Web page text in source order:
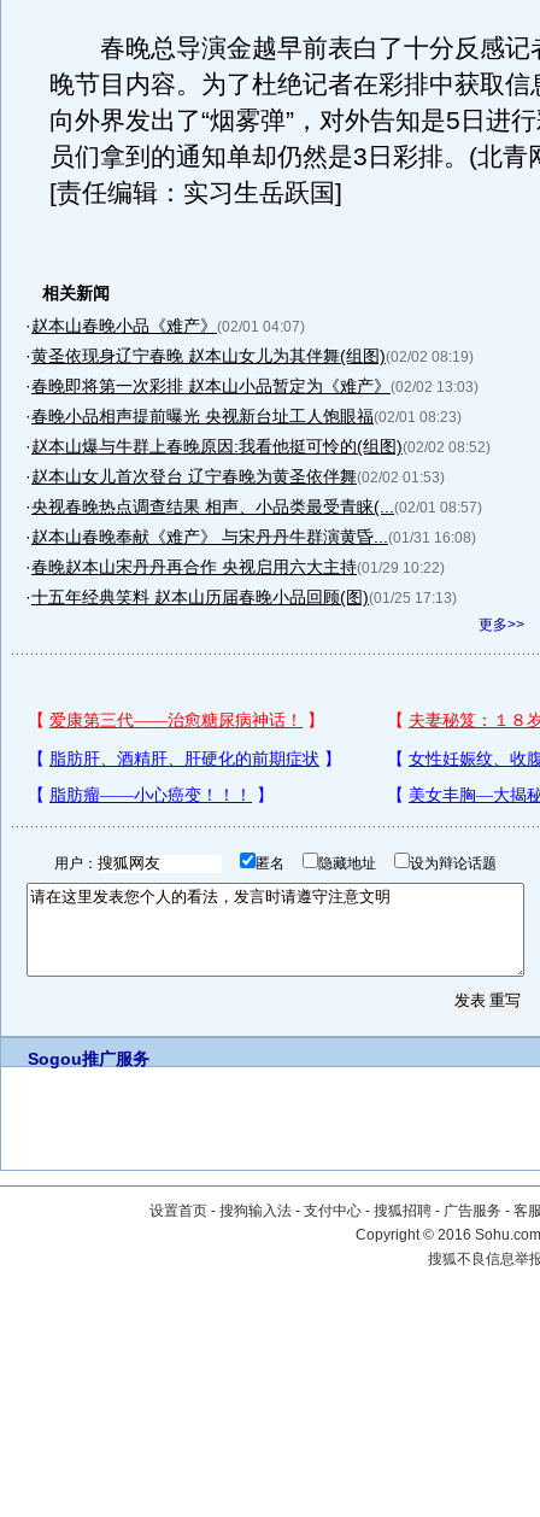
春晚总导演金越早前表白了十分反感记
晚节目内容。为了杜绝记者在彩排中获取信
向外界发出了“烟雾弹”，对外告知是5日进
员们拿到的通知单却仍然是3日彩排。(北青
[责任编辑：实习生岳跃国]
相关新闻
·赵本山春晚小品《难产》 (02/01 04:07)
·黄圣依现身辽宁春晚 赵本山女儿为其伴舞(组图)(02/02 08:19)
·春晚即将第一次彩排 赵本山小品暂定为《难产》 (02/02 13:03)
·春晚小品相声提前曝光 央视新台址工人饱眼福(02/01 08:23)
·赵本山爆与牛群上春晚原因:我看他挺可怜的(组图)(02/02 08:52)
·赵本山女儿首次登台 辽宁春晚为黄圣依伴舞(02/02 01:53)
·央视春晚热点调查结果 相声、小品类最受青睐(... (02/01 08:57)
·赵本山春晚奉献《难产》 与宋丹丹牛群演黄昏... (01/31 16:08)
·春晚赵本山宋丹丹再合作 央视启用六大主持(01/29 10:22)
·十五年经典笑料 赵本山历届春晚小品回顾(图)(01/25 17:13)
更多>>
用户： 匿名 隐藏地址 设为辩论话题
Sogou推广服务
设置首页 - 搜狗输入法 - 支付中心 - 搜狐招聘 - 广告服务 - 客
Copyright©2016
搜狐不良信息举